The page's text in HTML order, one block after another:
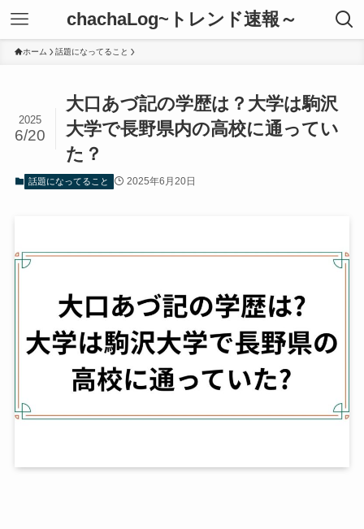
chachaLog~トレンド速報～
ホーム 話題になってること
大口あづ記の学歴は？大学は駒沢
大学で長野県内の高校に通ってい
た？
2025
6/20
話題になってること 2025年6月20日